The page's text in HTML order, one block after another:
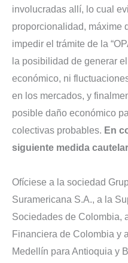
involucradas allí, lo cual
proporcionalidad, máxime
impedir el trámite de la
la posibilidad de generar
económico, ni
en los mercados, y
posible daño económico
colectivas probables. En
siguiente medida
Ofíciese a la sociedad
Suramericana S.A., a la
Sociedades de Colombia,
Financiera de Colombia y
Medellín para Antioquia y